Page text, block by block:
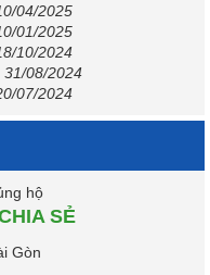
04/2025
01/2025
10/2024
31/08/2024
07/2024
SẺ